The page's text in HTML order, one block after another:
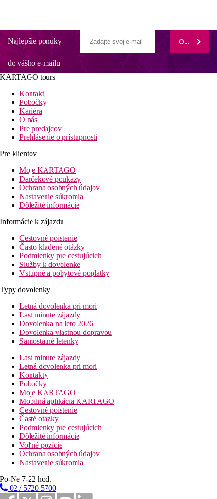
Najlepšie ponuky
do vášho e-mailu
ODOBERAŤ
KARTAGO tours
Kontakt
Pobočky
Kariéra
O nás
Pre predajcov
Prehlásenie o prístupnosti
Pre klientov
Moje KARTAGO
Darčekové poukazy
Ochrana osobných údajov
Nastavenie súkromia
Dôležité informácie
Informácie k zájazdu
Cestovné poistenie
Často kladené otázky
Podmienky pre cestujúcich
Služby k dovolenke
Vstupné a pobytové poplatky
Typy dovolenky
Letná dovolenka pri mori
Last minute zájazdy
Dovolenka na leto 2026
Dovolenka vlastnou dopravou
Samostatné letenky
Last minute zájazdy
Letná dovolenka pri mori
Kontakty
Pobočky
Moje KARTAGO
Mobilná aplikácia KARTAGO
Cestovné poistenie
Časté otázky
Podmienky pre cestujúcich
Dôležité informácie
Voľné pozície
Ochrana osobných údajov
Nastavenie súkromia
Po-Ne 7-22 hod.
02 / 5720 5700